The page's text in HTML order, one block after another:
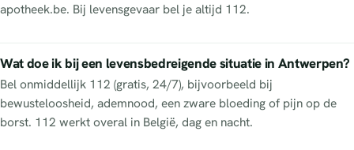
apotheek.be. Bij levensgevaar bel je altijd 112.
Wat doe ik bij een levensbedreigende situatie in Antwerpen?
Bel onmiddellijk 112 (gratis, 24/7), bijvoorbeeld bij
bewusteloosheid, ademnood, een zware bloeding of pijn op de
borst. 112 werkt overal in België, dag en nacht.